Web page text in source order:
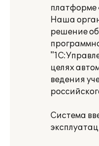
платформе
Наша
решение
целях
ведения
Система